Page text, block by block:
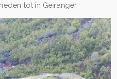
tot in Geiranger.